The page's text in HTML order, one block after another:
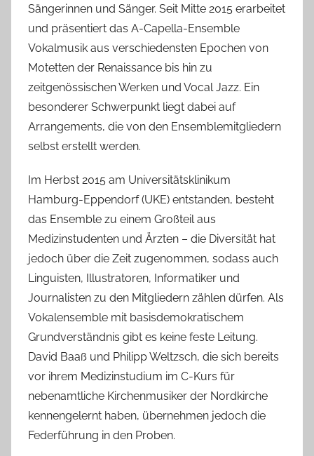
c
h
Sängerinnen und Sänger. Seit Mitte 2015 erarbeitet
und präsentiert das A-Capella-Ensemble
Vokalmusik aus verschiedensten Epochen von
Motetten der Renaissance bis hin zu
zeitgenössischen Werken und Vocal Jazz. Ein
besonderer Schwerpunkt liegt dabei auf
Arrangements, die von den Ensemblemitgliedern
selbst erstellt werden.
Im Herbst 2015 am Universitätsklinikum
Hamburg-Eppendorf (UKE) entstanden, besteht
das Ensemble zu einem Großteil aus
Medizinstudenten und Ärzten – die Diversität hat
jedoch über die Zeit zugenommen, sodass auch
Linguisten, Illustratoren, Informatiker und
Journalisten zu den Mitgliedern zählen dürfen. Als
Vokalensemble mit basisdemokratischem
Grundverständnis gibt es keine feste Leitung.
David Baaß und Philipp Weltzsch, die sich bereits
vor ihrem Medizinstudium im C-Kurs für
nebenamtliche Kirchenmusiker der Nordkirche
kennengelernt haben, übernehmen jedoch die
Federführung in den Proben.